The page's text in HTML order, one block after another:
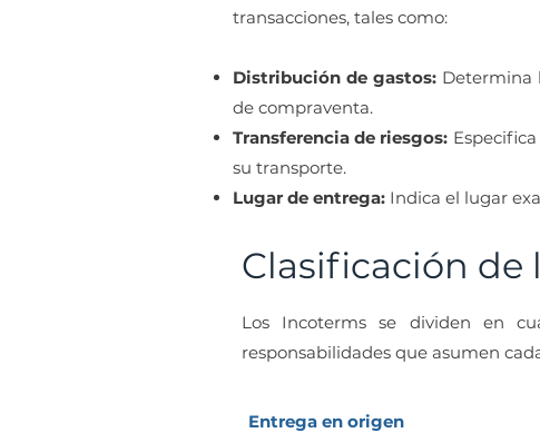
transacciones, tales como:
Distribución de gastos: Determina
de compraventa.
Transferencia de riesgos:
su transporte.
Lugar de entrega: Indica el lugar
Clasificación de
Los Incoterms se dividen en
responsabilidades que asumen
Entrega en origen